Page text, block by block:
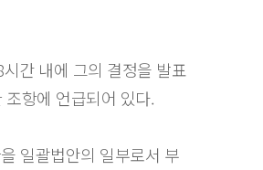
간 내에 그의 결정을 발표
항에 언급되어 있다.
일괄법안의 일부로서 부